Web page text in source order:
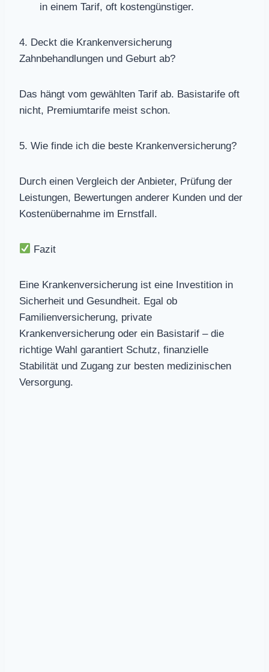
in einem Tarif, oft kostengünstiger.
4. Deckt die Krankenversicherung
Zahnbehandlungen und Geburt ab?
Das hängt vom gewählten Tarif ab. Basistarife oft
nicht, Premiumtarife meist schon.
5. Wie finde ich die beste Krankenversicherung?
Durch einen Vergleich der Anbieter, Prüfung der
Leistungen, Bewertungen anderer Kunden und der
Kostenübernahme im Ernstfall.
Fazit
Eine Krankenversicherung ist eine Investition in
Sicherheit und Gesundheit. Egal ob
Familienversicherung, private
Krankenversicherung oder ein Basistarif – die
richtige Wahl garantiert Schutz, finanzielle
Stabilität und Zugang zur besten medizinischen
Versorgung.